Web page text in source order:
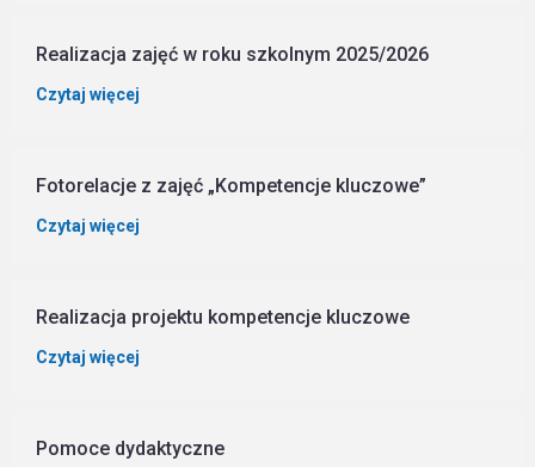
Realizacja zajęć w roku szkolnym 2025/2026
Czytaj więcej
Fotorelacje z zajęć „Kompetencje kluczowe”
Czytaj więcej
Realizacja projektu kompetencje kluczowe
Czytaj więcej
Pomoce dydaktyczne